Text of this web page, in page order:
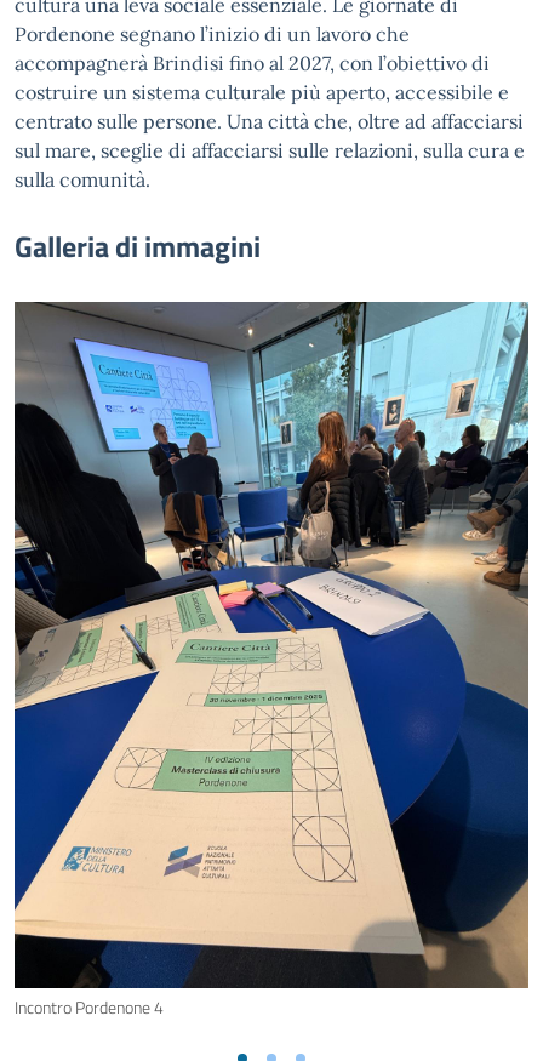
cultura una leva sociale essenziale. Le giornate di
Pordenone segnano l’inizio di un lavoro che
accompagnerà Brindisi fino al 2027, con l’obiettivo di
costruire un sistema culturale più aperto, accessibile e
centrato sulle persone. Una città che, oltre ad affacciarsi
sul mare, sceglie di affacciarsi sulle relazioni, sulla cura e
sulla comunità.
Galleria di immagini
Incontro Pordenone 4